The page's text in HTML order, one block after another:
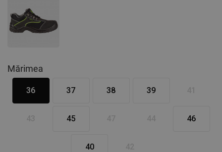
Mărimea
36 37 38 39
45 46
40